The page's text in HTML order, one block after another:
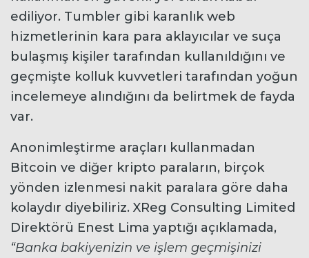
ediliyor. Tumbler gibi karanlık web
hizmetlerinin kara para aklayıcılar ve suça
bulaşmış kişiler tarafından kullanıldığını ve
geçmişte kolluk kuvvetleri tarafından yoğun
incelemeye alındığını da belirtmek de fayda
var.
Anonimleştirme araçları kullanmadan
Bitcoin ve diğer kripto paraların, birçok
yönden izlenmesi nakit paralara göre daha
kolaydır diyebiliriz. XReg Consulting Limited
Direktörü Enest Lima yaptığı açıklamada,
“Banka bakiyenizin ve işlem geçmişinizi